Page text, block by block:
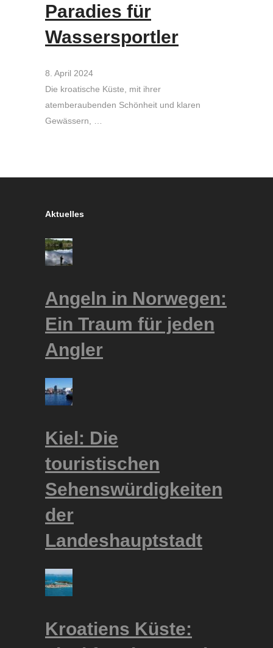
Paradies für
Wassersportler
8. April 2024
Die kroatische Küste, mit ihrer
atemberaubenden Schönheit und klaren
Gewässern, …
Aktuelles
Angeln in Norwegen:
Ein Traum für jeden
Angler
Kiel: Die
touristischen
Sehenswürdigkeiten
der
Landeshauptstadt
Kroatiens Küste: